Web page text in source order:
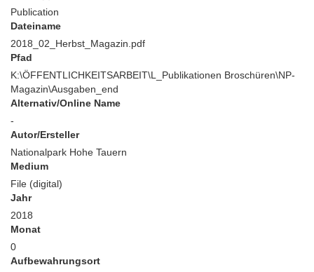
Publication
Dateiname
2018_02_Herbst_Magazin.pdf
Pfad
K:\ÖFFENTLICHKEITSARBEIT\L_Publikationen Broschüren\NP-
Magazin\Ausgaben_end
Alternativ/Online Name
-
Autor/Ersteller
Nationalpark Hohe Tauern
Medium
File (digital)
Jahr
2018
Monat
0
Aufbewahrungsort